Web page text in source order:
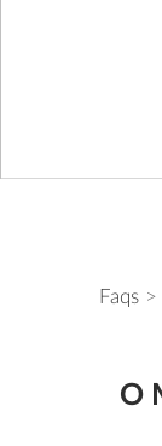
Faqs >
O